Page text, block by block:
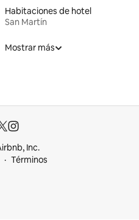
Habitaciones de hotel
San Martín
Mostrar más
Inc.
Términos